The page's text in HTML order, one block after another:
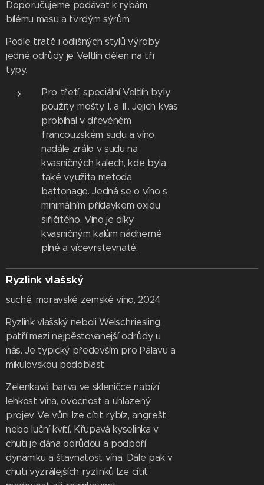
Doporučujeme podávat k rybám,
bílému masu a tvrdým sýrům.
Podle tratě i odlišných stylů výroby
jedné odrůdy je Veltlín dělen na tři
typy.
Pro třetí, speciální Veltlín byly
použity mošty I. a II.. Jejich kvas
probíhal v dřevěném
francouzském sudu a víno
nadále zrálo v sudu na
kvasničných kalech, kde byla
také využita metoda
battonage. Jedná se o víno s
minimálním přídavkem oxidu
siřičitého. Víno je díky
kvasničným kalům nádherně
plné a vícevrstevnaté.
Ryzlink vlašský
suché, moravské zemské víno, 2024
Ryzlink vlašský neboli Welschriesling,
patří mezi nejpěstovanejší odrůdy u
nás. Je typický především pro Pálavu a
mikulovskou podoblast.
Zelenkavá barva ve skleničce nabízí
lehkost vína, ovocnost a uhlazený
projev. Ve vůni lze cítit rybíz, angrešt
nebo luční kvítí. Křupavá kyselinka v
chuti je dána odrůdou a podpoří
dynamiku a šťavnatost vína. Dále pak v
chuti vyzrálejších ryzlinků lze cítit